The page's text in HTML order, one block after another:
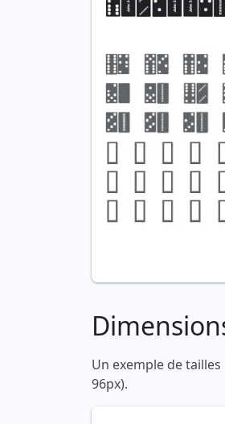
Un exemple de
96px).